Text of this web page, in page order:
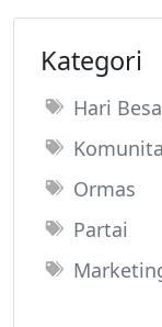
Kategori
Hari
Ormas
Partai